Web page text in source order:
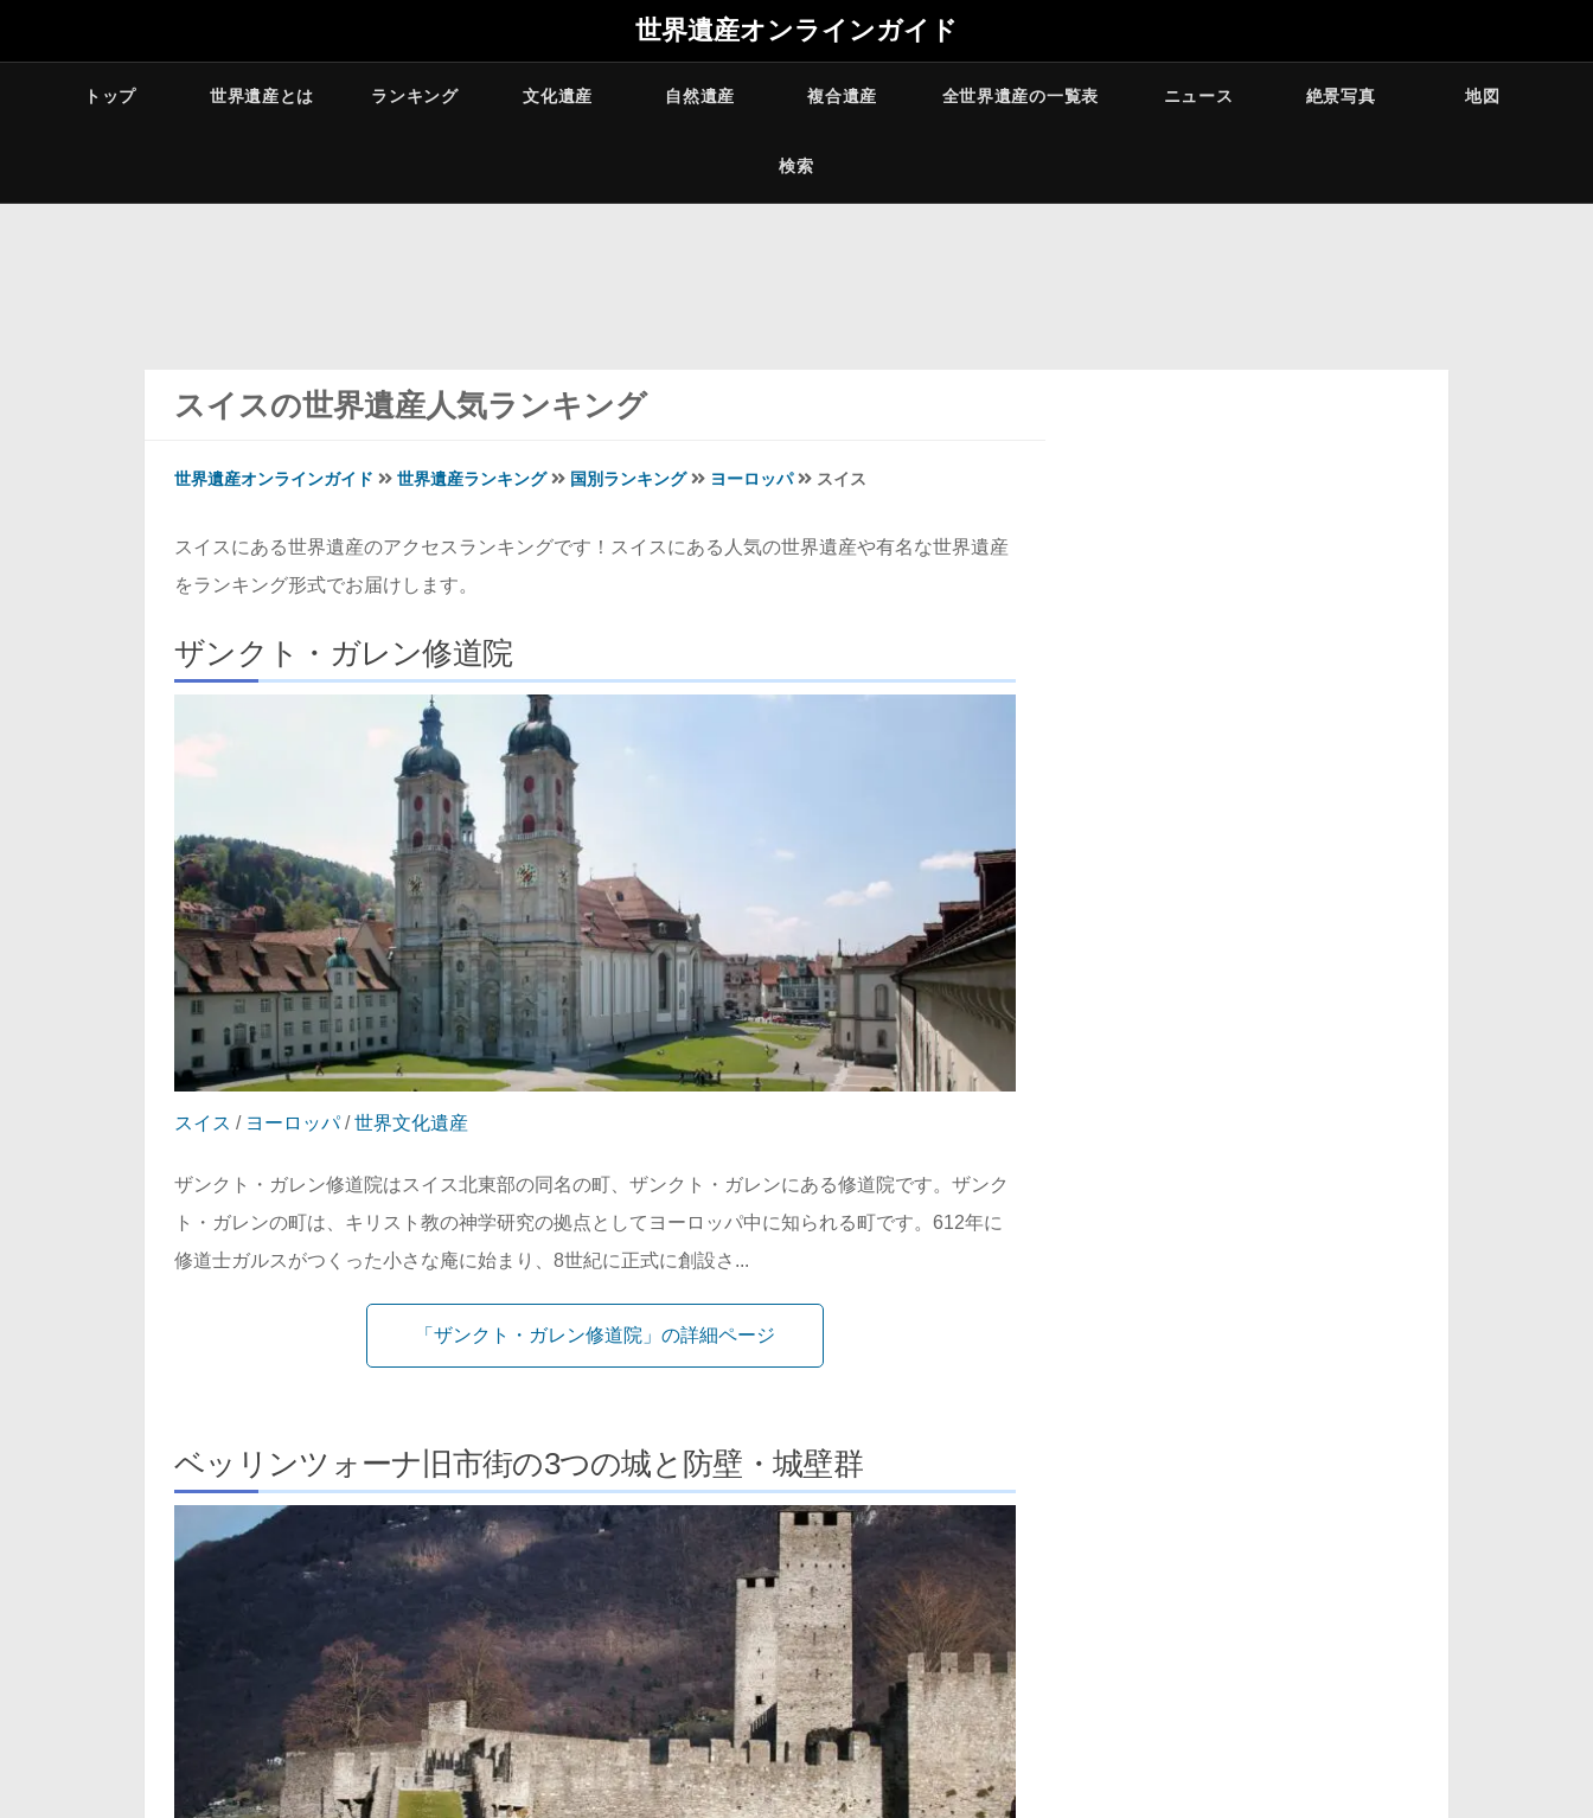
世界遺産オンラインガイド
トップ 世界遺産とは ランキング 文化遺産 自然遺産 複合遺産 全世界遺産の一覧表 ニュース 絶景写真 地図
検索
スイスの世界遺産人気ランキング
世界遺産オンラインガイド 世界遺産ランキング 国別ランキング ヨーロッパ スイス
スイスにある世界遺産のアクセスランキングです！スイスにある人気の世界遺産や有名な世界遺産
をランキング形式でお届けします。
ザンクト・ガレン修道院
スイス / ヨーロッパ/世界文化遺産
ザンクト・ガレン修道院はスイス北東部の同名の町、ザンクト・ガレンにある修道院です。ザンク
ト・ガレンの町は、キリスト教の神学研究の拠点としてヨーロッパ中に知られる町です。612年に
修道士ガルスがつくった小さな庵に始まり、8世紀に正式に創設さ...
「ザンクト・ガレン修道院」の詳細ページ
ベッリンツォーナ旧市街の3つの城と防壁・城壁群